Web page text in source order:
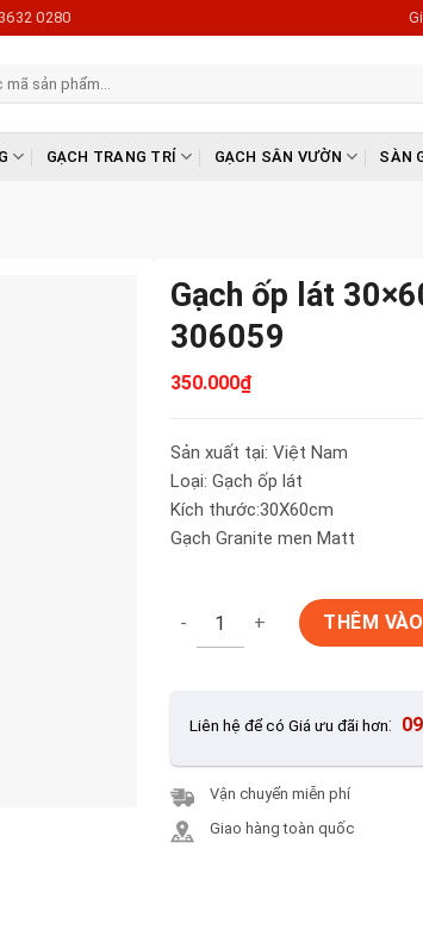
0280
GẠCH TRANG TRÍ GẠCH SÂN VƯỜN SÀN
Gạch ốp lát
306059
350.000₫
Sản xuất tại: Việt Nam
Loại: Gạch ốp lát
Kích thước:30X60cm
Gạch Granite men Matt
Gạch ốp lát 30x60 Thanh
THÊM
Liên hệ để có Giá ưu đãi hơn:
Vận chuyển miễn phí
Giao hàng toàn quốc